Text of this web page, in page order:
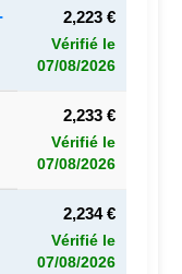
2,223 €
Vérifié le
07/08/2026
2,233 €
Vérifié le
07/08/2026
2,234 €
Vérifié le
07/08/2026